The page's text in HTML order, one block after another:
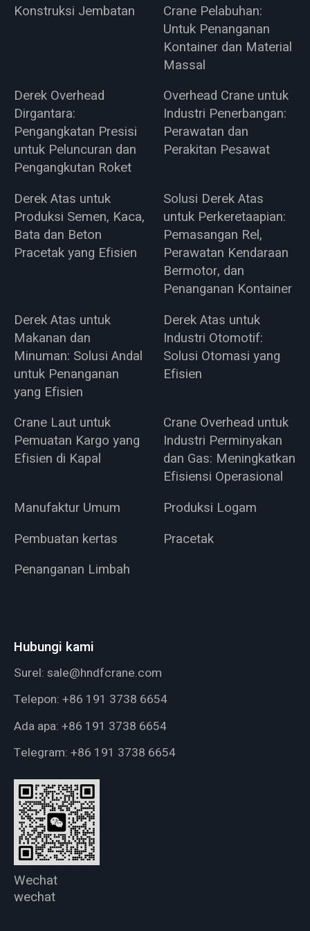
Konstruksi Jembatan
Crane Pelabuhan:
Untuk Penanganan
Kontainer dan Material
Massal
Derek Overhead
Dirgantara:
Pengangkatan Presisi
untuk Peluncuran dan
Pengangkutan Roket
Overhead Crane untuk
Industri Penerbangan:
Perawatan dan
Perakitan Pesawat
Derek Atas untuk
Produksi Semen, Kaca,
Bata dan Beton
Pracetak yang Efisien
Solusi Derek Atas
untuk Perkeretaapian:
Pemasangan Rel,
Perawatan Kendaraan
Bermotor, dan
Penanganan Kontainer
Derek Atas untuk
Makanan dan
Minuman: Solusi Andal
untuk Penanganan
yang Efisien
Derek Atas untuk
Industri Otomotif:
Solusi Otomasi yang
Efisien
Crane Laut untuk
Pemuatan Kargo yang
Efisien di Kapal
Crane Overhead untuk
Industri Perminyakan
dan Gas: Meningkatkan
Efisiensi Operasional
Manufaktur Umum
Produksi Logam
Pembuatan kertas
Pracetak
Penanganan Limbah
Hubungi kami
Surel: sale@hndfcrane.com
Telepon: +86 191 3738 6654
Ada apa: +86 191 3738 6654
Telegram: +86 191 3738 6654
Wechat
wechat